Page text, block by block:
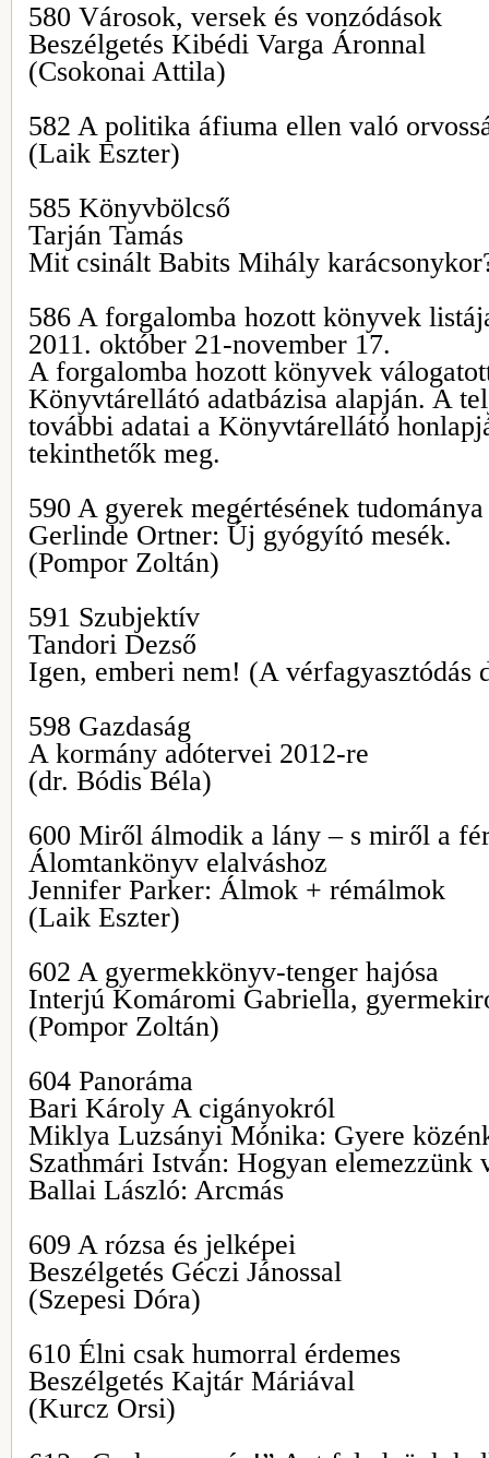
580 Városok, versek és vonzódások
Beszélgetés Kibédi Varga Áronnal
(Csokonai Attila)
582 A politika áfiuma ellen való
(Laik Eszter)
585 Könyvbölcső
Tarján Tamás
Mit csinált Babits Mihály
586 A forgalomba hozott könyvek
2011. október 21-november 17.
A forgalomba hozott könyvek
Könyvtárellátó adatbázisa alapján. A
további adatai a Könyvtárellátó
tekinthetők meg.
590 A gyerek megértésének tudománya
Gerlinde Ortner: Új gyógyító mesék.
(Pompor Zoltán)
591 Szubjektív
Tandori Dezső
Igen, emberi nem! (A vérfagyasztódás
598 Gazdaság
A kormány adótervei 2012-re
(dr. Bódis Béla)
600 Miről álmodik a lány – s miről a
Álomtankönyv elalváshoz
Jennifer Parker: Álmok + rémálmok
(Laik Eszter)
602 A gyermekkönyv-tenger hajósa
Interjú Komáromi Gabriella,
(Pompor Zoltán)
604 Panoráma
Bari Károly A cigányokról
Miklya Luzsányi Mónika: Gyere
Szathmári István: Hogyan elemezzünk
Ballai László: Arcmás
609 A rózsa és jelképei
Beszélgetés Géczi Jánossal
(Szepesi Dóra)
610 Élni csak humorral érdemes
Beszélgetés Kajtár Máriával
(Kurcz Orsi)